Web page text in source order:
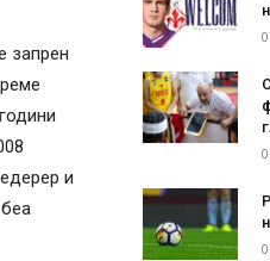
запрен
и